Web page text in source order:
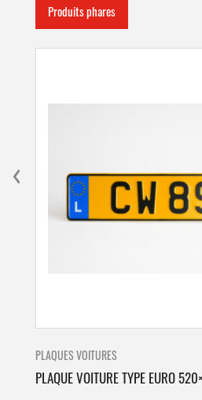
Produits phares
PLAQUES VOITURES
PLAQUE VOITURE TYPE EURO